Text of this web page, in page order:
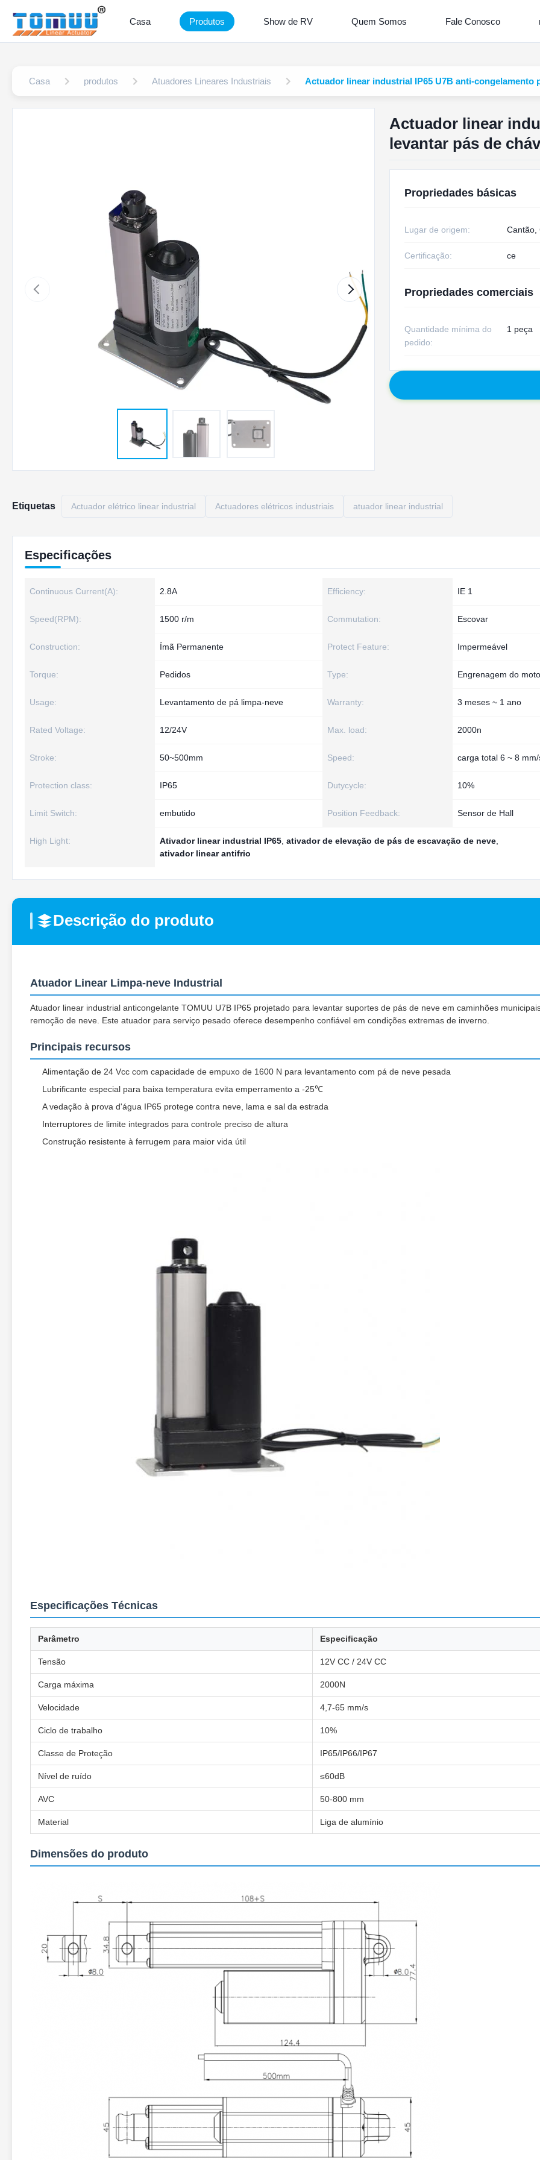
Casa Produtos Show de RV Quem Somos Fale Conosco
Casa produtos Atuadores Lineares Industriais Actuador linear industrial IP65 U7B anti-congelamento
Actuador linear
levantar pás de
Propriedades básicas
Lugar de origem: Cantão,
Certificação: ce
Propriedades comerciais
Quantidade mínima do
pedido:
1 peça
Etiquetas Actuador elétrico linear industrial Actuadores elétricos industriais atuador linear industrial
Especificações
Continuous Current(A): 2.8A Efficiency: IE 1
Speed(RPM): 1500 r/m Commutation: Escovar
Construction: Ímã Permanente Protect Feature: Impermeável
Torque: Pedidos Type: Engrenagem do
Usage: Levantamento de pá limpa-neve Warranty: 3 meses ~ 1 ano
Rated Voltage: 12/24V Max. load: 2000n
Stroke: 50~500mm Speed: carga total 6 ~ 8
Protection class: IP65 Dutycycle: 10%
Limit Switch: embutido Position Feedback: Sensor de Hall
High Light: Ativador linear industrial IP65 ativador de elevação de pás de escavação de neve
ativador linear antifrio
Descrição do produto
Atuador Linear Limpa-neve Industrial
Atuador linear industrial anticongelante TOMUU U7B IP65 projetado para levantar suportes de pás de neve em caminhões
remoção de neve. Este atuador para serviço pesado oferece desempenho confiável em condições extremas de inverno.
Principais recursos
Alimentação de 24 Vcc com capacidade de empuxo de 1600 N para levantamento com pá de neve pesada
Lubrificante especial para baixa temperatura evita emperramento a -25℃
A vedação à prova d'água IP65 protege contra neve, lama e sal da estrada
Interruptores de limite integrados para controle preciso de altura
Construção resistente à ferrugem para maior vida útil
Especificações Técnicas
Parâmetro Especificação
Tensão 12V CC / 24V CC
Carga máxima 2000N
Velocidade 4,7-65 mm/s
Ciclo de trabalho 10%
Classe de Proteção IP65/IP66/IP67
Nível de ruído ≤60dB
AVC 50-800 mm
Material Liga de alumínio
Dimensões do produto